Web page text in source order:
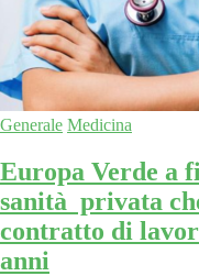
Generale Medicina
Europa Verde a
sanità privata
contratto di
anni